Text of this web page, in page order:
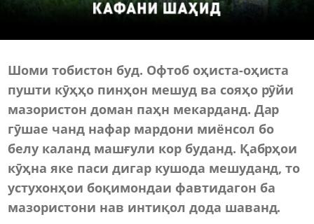
Шоми тобистон буд. Офтоб оҳиста-оҳиста
пушти кӯҳҳо пинҳон мешуд ва сояҳо рӯйи
мазористон доман паҳн мекарданд. Дар
гӯшае чанд нафар мардони миёнсол бо
белу каланд машғули кор буданд. Қабрҳои
кӯҳна яке паси дигар кушода мешуданд, то
устухонҳои боқимондаи фавтидагон ба
мазористони нав интиқол дода шаванд.